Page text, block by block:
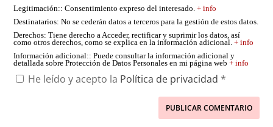
Legitimación:: Consentimiento expreso del interesado.+ info
Destinatarios: No se cederán datos a terceros para la gestión de estos datos.
Derechos: Tiene derecho a Acceder, rectificar y suprimir los datos, así
como otros derechos, como se explica en la información adicional.+ info
Información adicional:: Puede consultar la información adicional y
detallada sobre Protección de Datos Personales en mi página web+ info
He leído y acepto la Política de privacidad *